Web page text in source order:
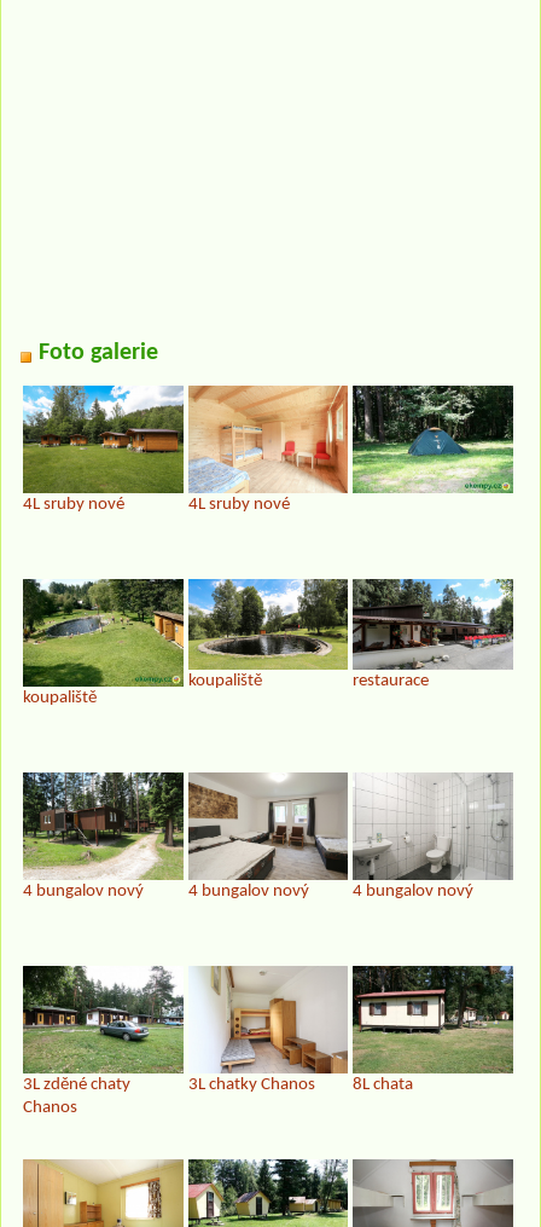
Foto galerie
4L sruby nové 4L sruby nové
koupaliště
koupaliště restaurace
4 bungalov nový 4 bungalov nový 4 bungalov nový
3L zděné chaty
Chanos
3L chatky Chanos 8L chata